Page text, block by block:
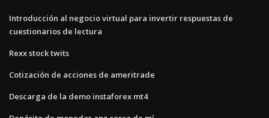
Introducción al negocio virtual para invertir respuestas de
cuestionarios de lectura
Rexx stock twits
Cotización de acciones de ameritrade
Descarga de la demo instaforex mt4